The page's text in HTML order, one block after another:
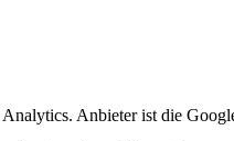
Analytics. Anbieter ist die